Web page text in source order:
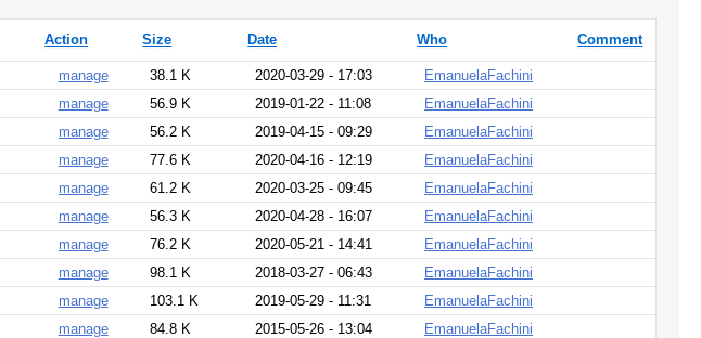
Action Size Date Who Comment
manage 38.1 K 2020-03-29 - 17:03
EmanuelaFachini
manage 56.9 K 2019-01-22 - 11:08
EmanuelaFachini
manage 56.2 K 2019-04-15 - 09:29
EmanuelaFachini
manage 77.6 K 2020-04-16 - 12:19
EmanuelaFachini
manage 61.2 K 2020-03-25 - 09:45
EmanuelaFachini
manage 56.3 K 2020-04-28 - 16:07
EmanuelaFachini
manage 76.2 K 2020-05-21 - 14:41
EmanuelaFachini
manage 98.1 K 2018-03-27 - 06:43
EmanuelaFachini
manage 103.1 K 2019-05-29 - 11:31
EmanuelaFachini
manage 84.8 K 2015-05-26 - 13:04
EmanuelaFachini